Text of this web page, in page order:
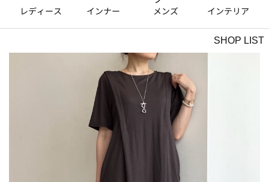
レディース インナー メンズ インテリア
SHOP LIST